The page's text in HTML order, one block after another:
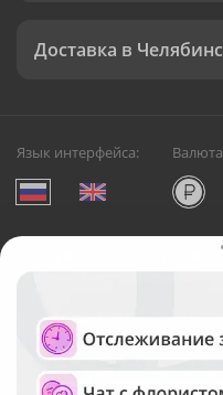
Доставка в
Язык интерфейса:
Служба
Русский Букет, 2026
Общество с ограниченной
ОГРН: 1195476081745,
Юридический адрес: г.
д.42, оф. 3